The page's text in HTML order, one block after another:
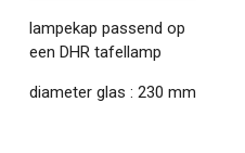
lampekap passend op
een DHR tafellamp
diameter glas : 230 mm